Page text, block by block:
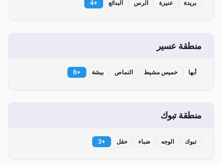
بريدة عنيزة الرس البدائع +
4
منطقة عسير
أبها خميس مشيط النماص بيشة +
6
منطقة تبوك
تبوك الوجه ضباء حقل +
3